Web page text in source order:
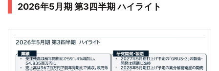
2026年5月期 第3四半期 ハイライト